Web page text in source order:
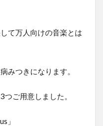
て万人向けの音楽とは
みつきになります。
ご用意しました。
」